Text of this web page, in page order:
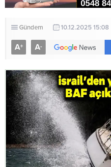
Gündem 10.12.2025 15:08
A+ A-